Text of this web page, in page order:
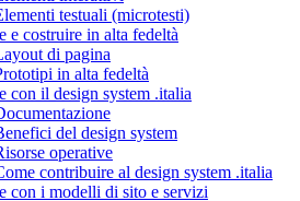
testuali (microtesti)
e costruire in alta fedeltà
di pagina
in alta fedeltà
con il design system .italia
del design system
operative
contribuire al design system .italia
con i modelli di sito e servizi